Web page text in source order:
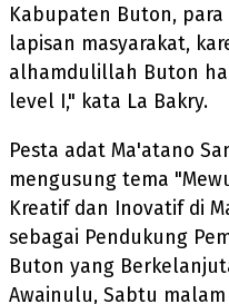
Kabupaten Buton,
lapisan masyarakat,
alhamdulillah Buton
level I," kata La Bakry.
Pesta adat Ma'atano
mengusung tema
Kreatif dan Inovatif di
sebagai Pendukung
Buton yang
Awainulu, Sabtu malam